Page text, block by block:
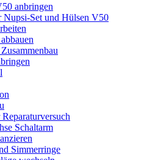
anbringen
Nupsi-Set und Hülsen V50
Schaltarm
Simmerringe